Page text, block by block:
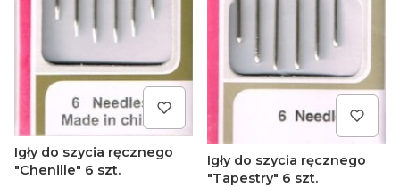
Igły do szycia ręcznego
"Chenille" 6 szt.
Igły do szycia ręcznego
"Tapestry" 6 szt.